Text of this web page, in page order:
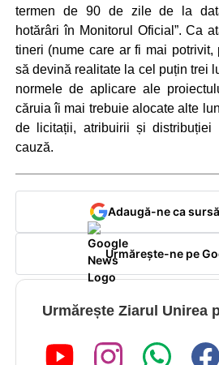
termen de 90 de zile de la
hotărâri în Monitorul Oficial”. Ca
tineri (nume care ar fi mai potrivit,
să devină realitate la cel puțin trei
normele de aplicare ale
căruia îi mai trebuie alocate alte
de licitații, atribuirii și distribuției
cauză.
Adaugă-ne ca
Urmărește-ne pe
Urmărește Ziarul Unirea